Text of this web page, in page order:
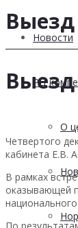
Новости
РЦ
О
Четвертого
кабинета Е.В.
В рамках
оказывающей